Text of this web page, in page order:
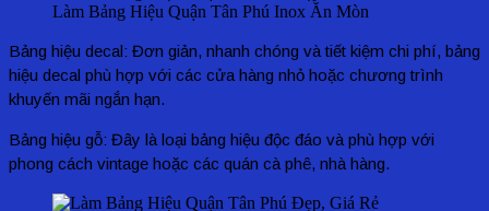
Làm Bảng Hiệu Quận Tân Phú Inox Ăn Mòn
Bảng hiệu decal: Đơn giản, nhanh chóng và tiết kiệm chi phí, bảng
hiệu decal phù hợp với các cửa hàng nhỏ hoặc chương trình
khuyến mãi ngắn hạn.
Bảng hiệu gỗ: Đây là loại bảng hiệu độc đáo và phù hợp với
phong cách vintage hoặc các quán cà phê, nhà hàng.